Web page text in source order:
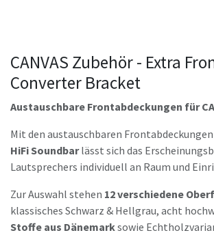
CANVAS Zubehör - Extra
Converter Bracket
Austauschbare Frontabdeckungen für
Mit den austauschbaren
HiFi Soundbarlässt sich das
Lautsprechers individuell an Raum und
Zur Auswahl stehen 12 verschiedene
klassisches Schwarz & Hellgrau, acht
Stoffe aus Dänemarksowie